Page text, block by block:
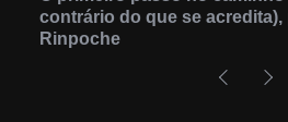
contrário do que se
Rinpoche